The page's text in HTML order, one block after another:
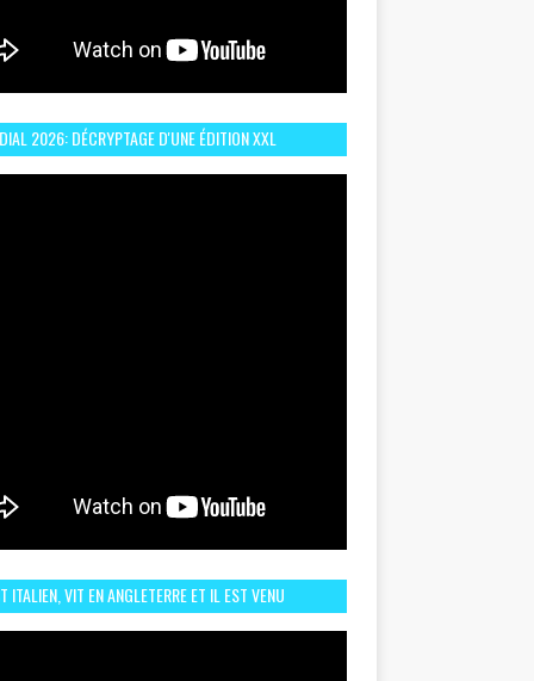
2026: DÉCRYPTAGE D'UNE ÉDITION XXL
ITALIEN, VIT EN ANGLETERRE ET IL EST VENU